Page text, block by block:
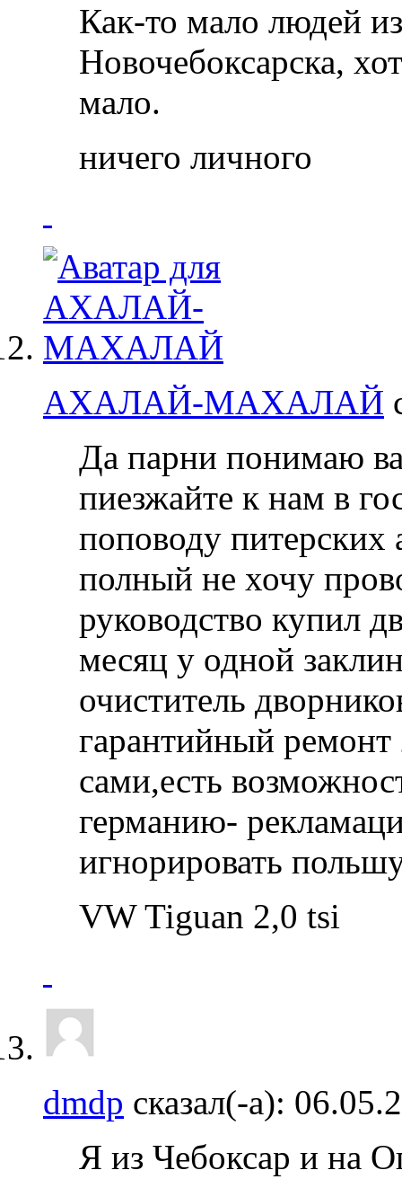
Как-то мало людей
Новочебоксарска,
мало.
ничего личного
АХАЛАЙ-МАХАЛАЙ
Да парни понимаю
пиезжайте к нам в
поповоду питерских
полный не хочу
руководство купил
месяц у одной
очиститель
гарантийный ремонт
сами,есть
германию-
игнорировать
VW Tiguan 2,0 tsi
dmdp сказал(-а):
Я из Чебоксар и на